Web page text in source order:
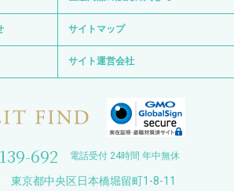
サイトマップ
サイト運営会社
692 電話受付 24時間 年中無休
東京都中央区日本橋堀留町1-8-11